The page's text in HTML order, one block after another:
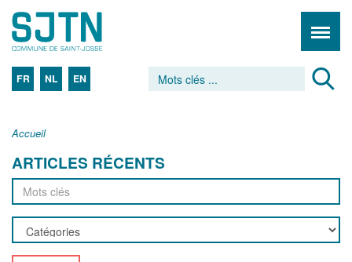
FR NL EN
Accueil
ARTICLES RÉCENTS